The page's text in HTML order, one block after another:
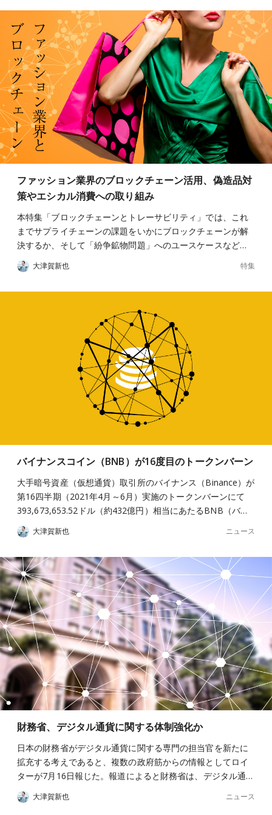
ファッション業界のブロックチェーン活用、偽造品対
策やエシカル消費への取り組み
本特集「ブロックチェーンとトレーサビリティ」では、これ
までサプライチェーンの課題をいかにブロックチェーンが解
決するか、そして「紛争鉱物問題」へのユースケースなど…
大津賀新也 特集
バイナンスコイン（BNB）が16度目のトークンバーン
大手暗号資産（仮想通貨）取引所のバイナンス（Binance）が
第16四半期（2021年4月～6月）実施のトークンバーンにて
393,673,653.52ドル（約432億円）相当にあたるBNB（バ…
大津賀新也 ニュース
財務省、デジタル通貨に関する体制強化か
日本の財務省がデジタル通貨に関する専門の担当官を新たに
拡充する考えであると、複数の政府筋からの情報としてロイ
ターが7月16日報じた。報道によると財務省は、デジタル通…
大津賀新也 ニュース